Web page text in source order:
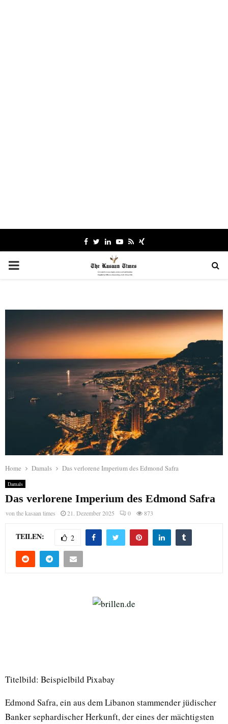
Facebook
TwitterLinkedinYoutube
RssXing
PRIMARY
Home Damals Das verlorene Imperium des Edmond Safra
Damals
Das verlorene Imperium des Edmond Safra
vonthe kasaan times 21. Dezember 2025 0 873
TEILEN: 2
Titelbild: Beispielbild Pixabay
Edmond Safra, ein aus dem Libanon stammender jüdischer
Banker sephardischer Herkunft, der eines der mächtigsten